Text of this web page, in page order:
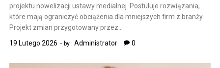
projektu nowelizacji ustawy medialnej. Postuluje rozwiązania,
które mają ograniczyć obciążenia dla mniejszych firm z branży.
Projekt zmian przygotowany przez…
19 Lutego 2026
by :Administrator 0